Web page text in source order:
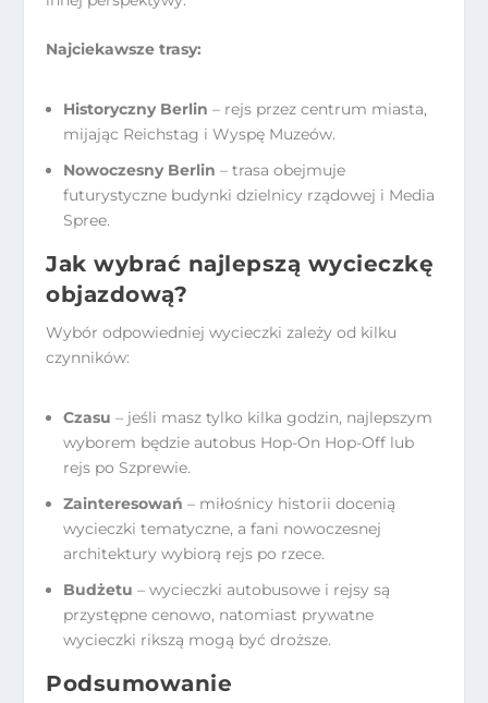
Najciekawsze trasy:
Historyczny Berlin – rejs przez centrum miasta,
mijając Reichstag i Wyspę Muzeów.
Nowoczesny Berlin – trasa obejmuje
futurystyczne budynki dzielnicy rządowej i Media
Spree.
Jak wybrać najlepszą wycieczkę
objazdową?
Wybór odpowiedniej wycieczki zależy od kilku
czynników:
Czasu – jeśli masz tylko kilka godzin, najlepszym
wyborem będzie autobus Hop-On Hop-Off lub
rejs po Szprewie.
Zainteresowań – miłośnicy historii docenią
wycieczki tematyczne, a fani nowoczesnej
architektury wybiorą rejs po rzece.
Budżetu – wycieczki autobusowe i rejsy są
przystępne cenowo, natomiast prywatne
wycieczki rikszą mogą być droższe.
Podsumowanie